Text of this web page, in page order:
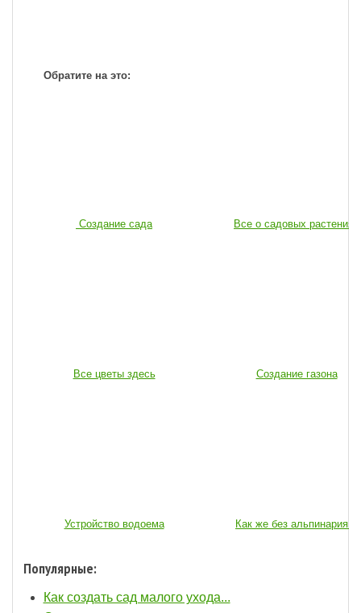
Обратите на это:
Создание сада Все о садовых растениях
Все цветы здесь Создание газона
Устройство водоема Как же без альпинария...
Популярные:
Как создать сад малого ухода...